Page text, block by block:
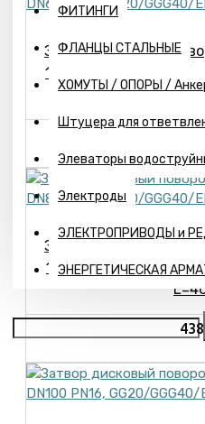
ФИТИНГИ
ФЛАНЦЫ СТАЛЬНЫЕ
ХОМУТЫ / ОПОРЫ /
Штуцера для
Элеваторы
Электроды
ЭЛЕКТРОПРИВОДЫ и
ЭНЕРГЕТИЧЕСКАЯ
Затвор дисковый
10 DN65 PN16, GG20/
Затвор дисковый
11 DN80 PN16, GG20/